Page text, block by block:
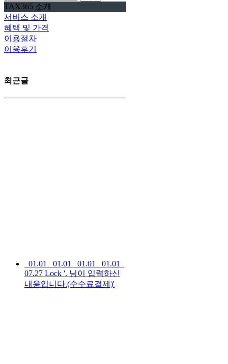
TAX365 소개
서비스 소개
혜택 및 가격
이용절차
이용후기
최근글
01.01 01.01 01.01
01.01
07.27 Lock '. 님이 입력하신
내용입니다.(수수료결제)'